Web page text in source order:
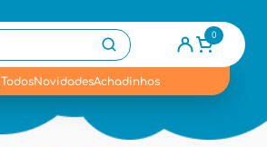
0
TodosNovidadesAchadinhos